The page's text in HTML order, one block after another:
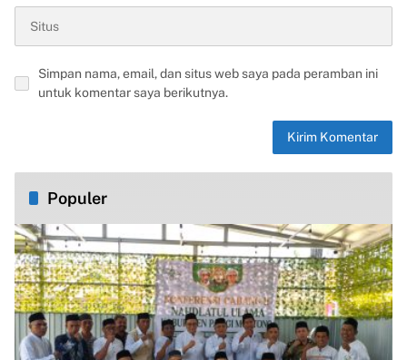
Simpan nama, email, dan situs web saya pada peramban ini
untuk komentar saya berikutnya.
Populer